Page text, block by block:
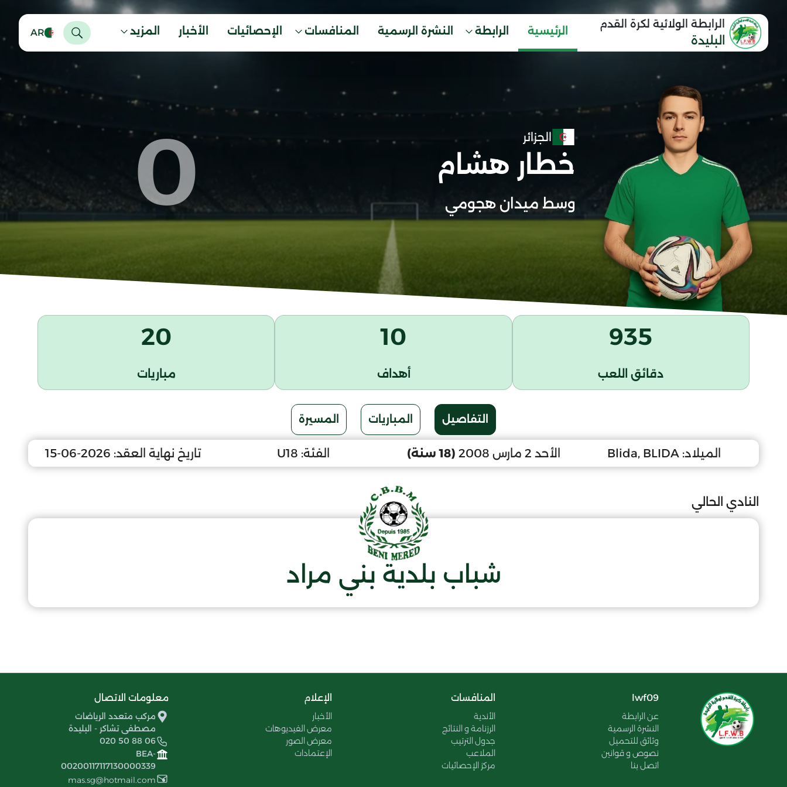
الرابطة الولائية لكرة القدم
البليدة
الرئيسية الرابطة النشرة الرسمية المنافسات الإحصائيات الأخبار المزيد AR
الجزائر
خطار هشام
وسط ميدان هجومي 0
935
دقائق اللعب
10
أهداف
20
مباريات
التفاصيل المباريات المسيرة
الميلاد: Blida, BLIDA الأحد 2 مارس 2008 (18 سنة) الفئة: U18 تاريخ نهاية العقد: 2026-06-15
النادي الحالي
شباب بلدية بني مراد
lwf09
عن الرابطة
النشرة الرسمية
وثائق للتحميل
نصوص و قوانين
اتصل بنا
المنافسات
الأندية
الرزنامة و النتائج
جدول الترتيب
الملاعب
مركز الإحصائيات
الإعلام
الأخبار
معرض الفيديوهات
معرض الصور
الإعتمادات
معلومات الاتصال
مركب متعدد الرياضات
مصطفى تشاكر - البليدة
020 50 88 06
BEA-
00200117117130000339
mas.sg@hotmail.com